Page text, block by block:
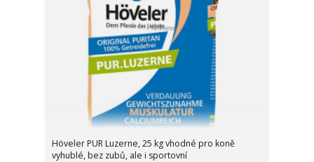
Höveler PUR Luzerne, 25 kg vhodné pro koně
vyhublé, bez zubů, ale i sportovní